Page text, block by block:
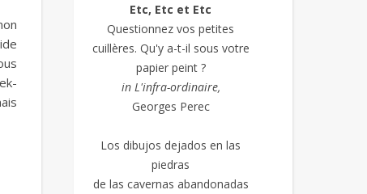
Etc, Etc et Etc
Questionnez vos petites
cuillères. Qu'y a-t-il sous votre
papier peint ?
in L'infra-ordinaire,
Georges Perec
Los dibujos dejados en las
piedras
de las cavernas abandonadas